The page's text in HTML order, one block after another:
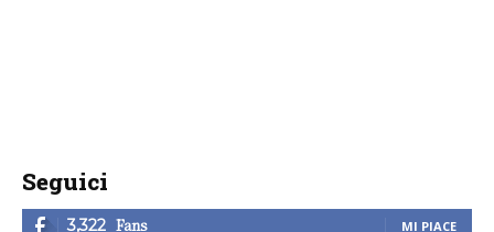
Seguici
3,322 Fans MI PIACE